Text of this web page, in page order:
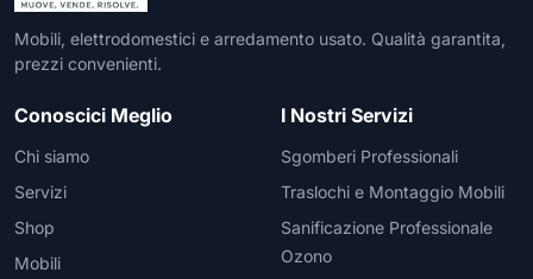
Mobili, elettrodomestici e arredamento usato. Qualità garantita,
prezzi convenienti.
Conoscici Meglio
Chi siamo
Servizi
Shop
Mobili
I Nostri Servizi
Sgomberi Professionali
Traslochi e Montaggio Mobili
Sanificazione Professionale
Ozono